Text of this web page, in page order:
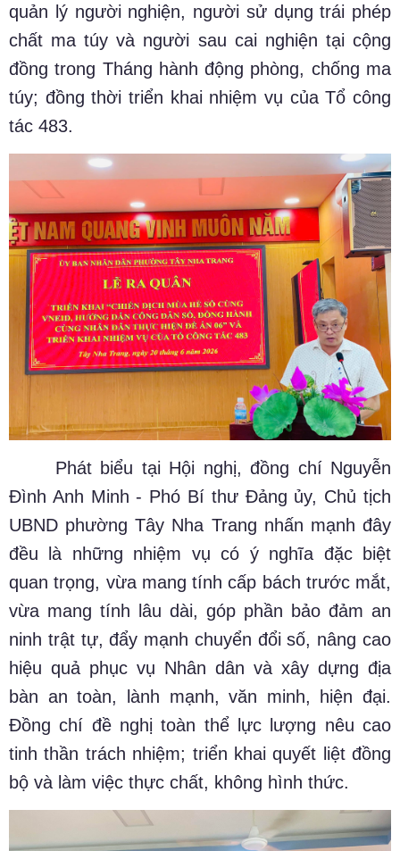
quản lý người nghiện, người sử dụng trái phép
chất ma túy và người sau cai nghiện tại cộng
đồng trong Tháng hành động phòng, chống ma
túy; đồng thời triển khai nhiệm vụ của Tổ công
tác 483.
Phát biểu tại Hội nghị, đồng chí Nguyễn
Đình Anh Minh - Phó Bí thư Đảng ủy, Chủ tịch
UBND phường Tây Nha Trang nhấn mạnh đây
đều là những nhiệm vụ có ý nghĩa đặc biệt
quan trọng, vừa mang tính cấp bách trước mắt,
vừa mang tính lâu dài, góp phần bảo đảm an
ninh trật tự, đẩy mạnh chuyển đổi số, nâng cao
hiệu quả phục vụ Nhân dân và xây dựng địa
bàn an toàn, lành mạnh, văn minh, hiện đại.
Đồng chí đề nghị toàn thể lực lượng nêu cao
tinh thần trách nhiệm; triển khai quyết liệt đồng
bộ và làm việc thực chất, không hình thức.